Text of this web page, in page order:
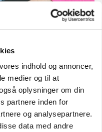
indhold og annoncer,
medier og til at
oplysninger om din
partnere inden for
og analysepartnere.
data med andre
Crowns pris en